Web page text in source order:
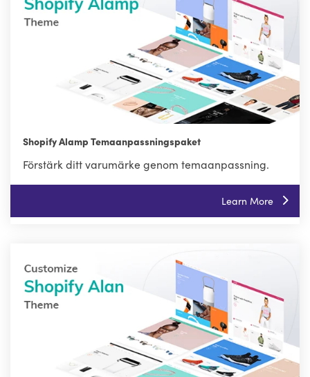
Shopify Alamp Temaanpassningspaket
Förstärk ditt varumärke genom temaanpassning.
Learn More